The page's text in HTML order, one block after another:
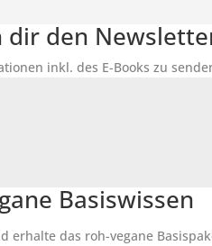
den
inkl. des E-Books zu
Basiswissen
erhalte das roh-vegane